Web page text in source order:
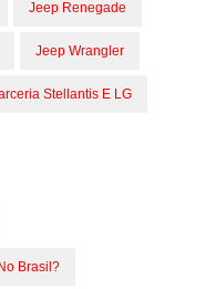
Jeep Renegade
Jeep Wrangler
Stellantis E LG
Brasil?